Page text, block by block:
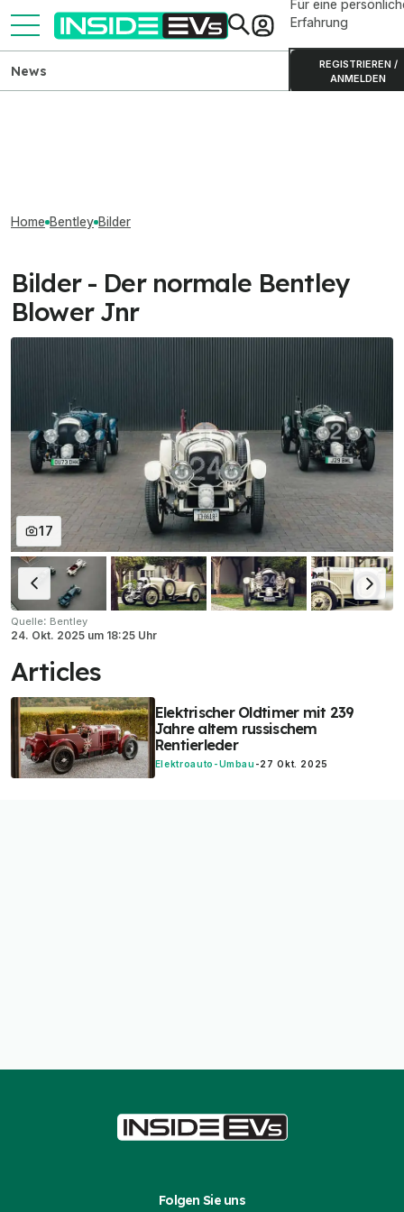
Für eine
Erfahrung
REGISTRIEREN /
ANMELDEN
News
Home Bentley Bilder
Bilder - Der normale Bentley
Blower Jnr
17
Quelle: Bentley
24. Okt. 2025 um 18:25 Uhr
Articles
Elektrischer Oldtimer mit 239
Jahre altem russischem
Rentierleder
Elektroauto-Umbau -27 Okt. 2025
Folgen Sie uns